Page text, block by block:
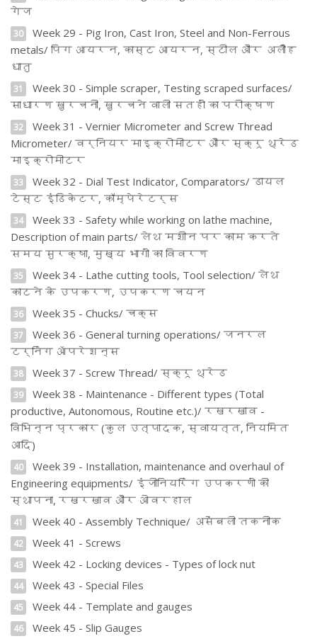
गेज
30
Week 29 - Pig Iron, Cast Iron, Steel and Non-Ferrous
metals/ पिग आयरन, कास्ट आयरन, स्टील और अलौह
धातु
31
Week 30 - Simple scraper, Testing scraped surfaces/
साधारण खुरचनी, खुरचने वाली सतहों का परीक्षण
32
Week 31 - Vernier Micrometer and Screw Thread
Micrometer/ वर्नियर माइक्रोमीटर और स्क्रू थ्रेड
माइक्रोमीटर
33
Week 32 - Dial Test Indicator, Comparators/ डायल
टेस्ट इंडिकेटर, कॉम्पेरेटर्स
34
Week 33 - Safety while working on lathe machine,
Description of main parts/ लेथ मशीन पर काम करते
समय सुरक्षा, मुख्य भागों का विवरण
35
Week 34 - Lathe cutting tools, Tool selection/ लेथ
काटने के उपकरण, उपकरण चयन
36 Week 35 - Chucks/ चक्स
37
Week 36 - General turning operations/ जनरल
टर्निंग ऑपरेशन्स
38 Week 37 - Screw Thread/ स्क्रू थ्रेड
39
Week 38 - Maintenance - Different types (Total
productive, Autonomous, Routine etc.)/ रखरखाव -
विभिन्न प्रकार (कुल उत्पादक, स्वायत्त, नियमित
आदि)
40
Week 39 - Installation, maintenance and overhaul of
Engineering equipments/ इंजीनियरिंग उपकरणों की
स्थापना, रखरखाव और ओवरहाल
41 Week 40 - Assembly Technique/ असेंबली तकनीक
42 Week 41 - Screws
43 Week 42 - Locking devices - Types of lock nut
44 Week 43 - Special Files
45 Week 44 - Template and gauges
46 Week 45 - Slip Gauges